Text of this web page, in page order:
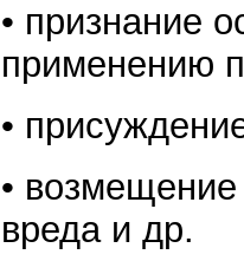
• признание
применению
•
•
вреда и др.